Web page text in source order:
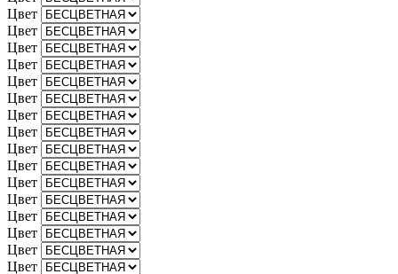
Цвет
Цвет
Цвет
Цвет
Цвет
Цвет
Цвет
Цвет
Цвет
Цвет
Цвет
Цвет
Цвет
Цвет
Цвет
Цвет